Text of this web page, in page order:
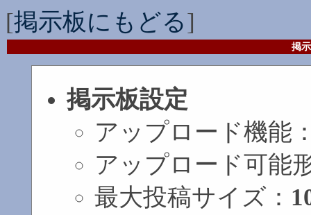
[掲示板にもどる]
掲
掲示板設定
アップロード機能
アップロード可能
最大投稿サイズ：